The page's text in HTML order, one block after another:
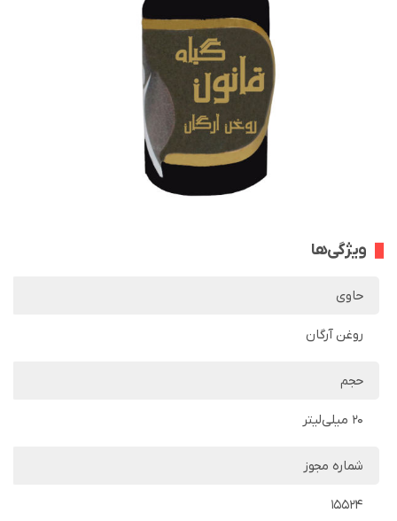
ویژگی‌ها
حاوی
روغن آرگان
حجم
20 میلی‌لیتر
شماره مجوز
15524